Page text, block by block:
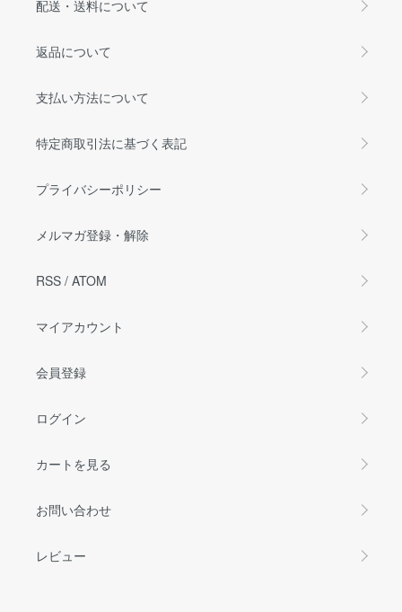
配送・送料について
返品について
支払い方法について
特定商取引法に基づく表記
プライバシーポリシー
メルマガ登録・解除
RSS / ATOM
マイアカウント
会員登録
ログイン
カートを見る
お問い合わせ
レビュー